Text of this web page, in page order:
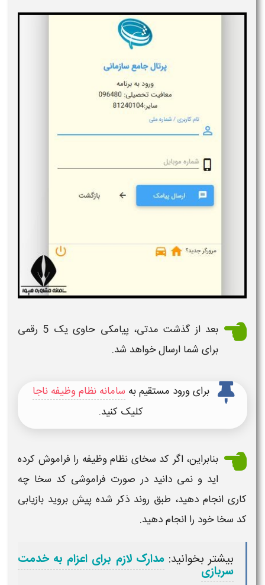
بعد از گذشت مدتی، پیامکی حاوی یک 5 رقمی
برای شما ارسال خواهد شد.
برای ورود مستقیم به سامانه نظام وظیفه ناجا
کلیک کنید.
بنابراین، اگر کد سخای نظام وظیفه را فراموش کرده
اید و نمی دانید در صورت فراموشی کد سخا چه
کاری انجام دهید، طبق روند ذکر شده پیش بروید بازیابی
کد سخاخود را انجام دهید.
بیشتر بخوانید: مدارک لازم برای اعزام به خدمت
سربازی